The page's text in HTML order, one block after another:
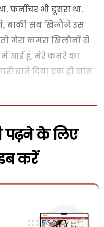
फर्नीचर भी दूसरा था.
बाकी सब खिलौने उस
मेरा कमरा खिलौनों से
में आई हूं, मेरे कमरे का
बातें दिया एक ही सांस
पढ़ने के लिए
करें